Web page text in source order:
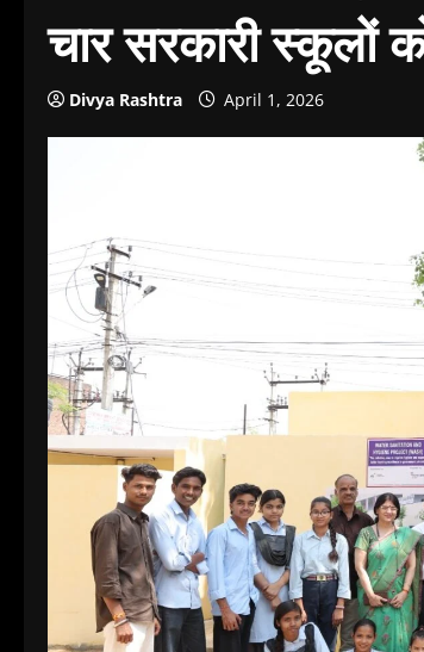
चार सरकारी स्कूलों
Divya Rashtra April 1, 2026